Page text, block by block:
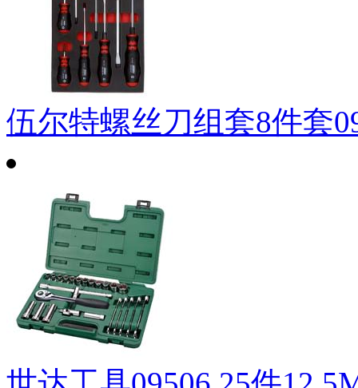
伍尔特螺丝刀组套8件套